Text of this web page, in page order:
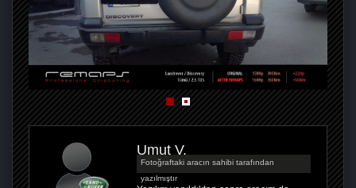
Umut V.
Fotoğraftaki aracın sahibi tarafından
yazılmıştır